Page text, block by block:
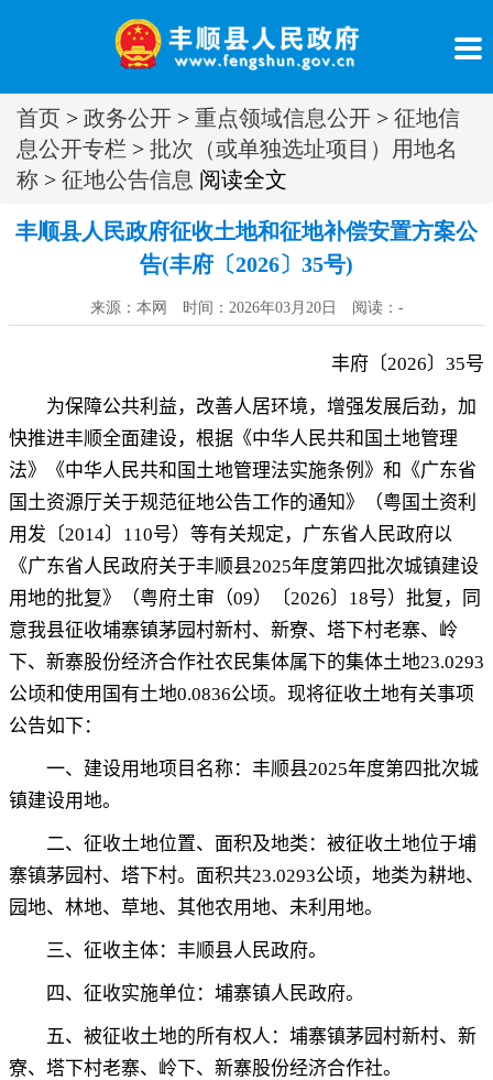
首页 > 政务公开 > 重点领域信息公开 > 征地信
息公开专栏 > 批次（或单独选址项目）用地名
称 > 征地公告信息 阅读全文
丰顺县人民政府征收土地和征地补偿安置方案公
告(丰府〔2026〕35号)
来源：本网 时间：2026年03月20日 阅读： -
丰府〔2026〕 35号
为保障公共利益 ， 改善人居环境，增强发展后劲 ， 加
快推进丰顺全面建设，根据《中华人民共和国土地管理
法》《中华人民共和国土地管理法实施条例》和《广东省
国土资源厅关于规范征地公告工作的通知》（粤国土资利
用发〔2014〕 110号）等有关规定 ， 广东省人民政府以
《广东省人民政府关于丰顺县2025年度第四批次城镇建设
用地的批复》（粤府土审（09）〔2026〕 18号）批复 ，
同
意我县征收埔寨镇茅园村新村、新寮、塔下村老寨、岭
下、新寨股份经济合作社农民集体属下的集体土地23.0293
公顷和使用国有土地0.0836公顷。 现将征收土地有关事项
公告如下：
一、建设用地项目名称： 丰顺县2025年度第四批次城
镇建设用地。
二、征收土地位置、面积及地类： 被征收土地位于埔
寨镇茅园村、 塔下村。 面积共23.0293公顷 ， 地类为耕地、
园地、林地、草地、其他农用地、未利用地。
三、征收主体： 丰顺县人民政府。
四、征收实施单位： 埔寨镇人民政府。
五、被征收土地的所有权人 ： 埔寨镇茅园村新村、新
寮、塔下村老寨、岭下、新寨股份经济合作社。